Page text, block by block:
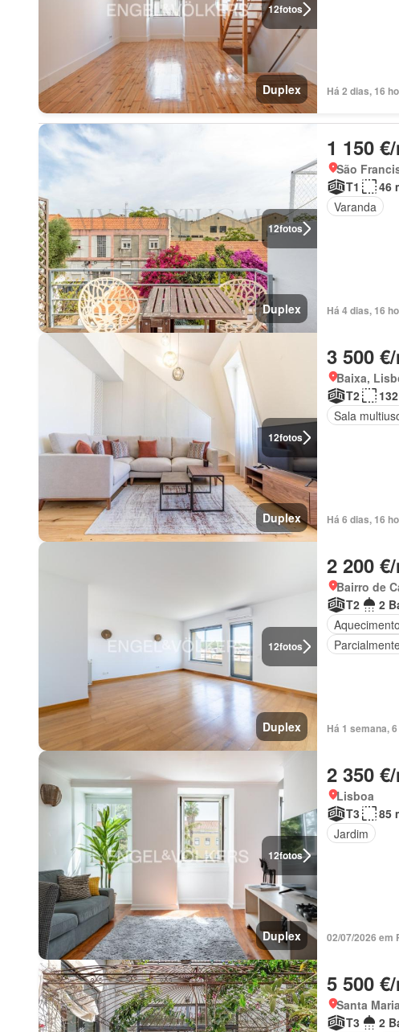
12fotos
Duplex Há 2 dias, 16
12fotos
Duplex
1 150
São
T1
46
Varanda
Há 4 dias, 16
12fotos
Duplex
3 500
Baixa,
T2
Sala
Há 6 dias, 16
12fotos
Duplex
2 200
Bairro de
T2
2
Aquecimento
Há 1 semana,
12fotos
Duplex
2 350
Lisboa
T3
85
Jardim
02/07/2026 em
5 500
Santa
T3
2